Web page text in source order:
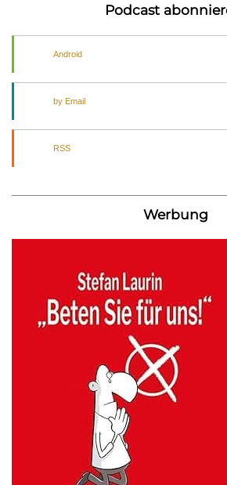
Podcast
Android
by Email
RSS
Werbung